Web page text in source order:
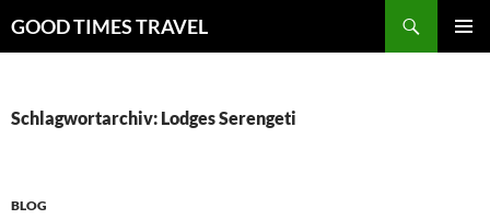
Inhalt
GOOD TIMES TRAVEL
Schlagwortarchiv: Lodges Serengeti
BLOG